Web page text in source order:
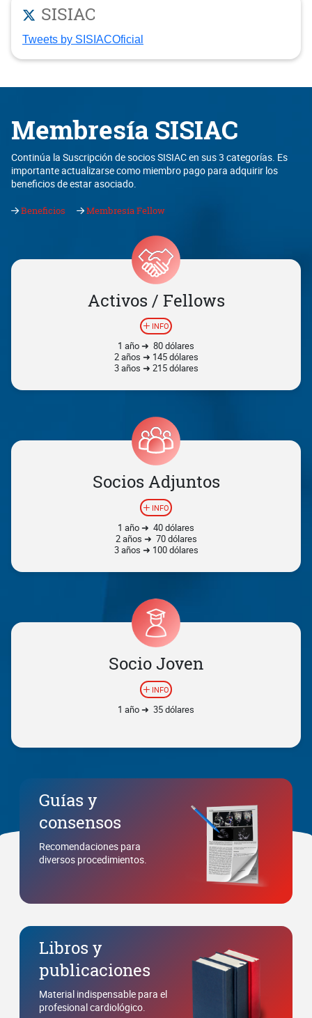
SISIAC
Tweets by SISIACOficial
Membresía SISIAC
Continúa la Suscripción de socios SISIAC en sus 3 categorías. Es
importante actualizarse como miembro pago para adquirir los
beneficios de estar asociado.
Beneficios Membresía Fellow
Activos / Fellows
INFO
1 año ➜ 80 dólares
2 años ➜ 145 dólares
3 años ➜ 215 dólares
Socios Adjuntos
INFO
1 año ➜ 40 dólares
2 años ➜ 70 dólares
3 años ➜ 100 dólares
Socio Joven
INFO
1 año ➜ 35 dólares
Guías y
consensos
Recomendaciones para
diversos procedimientos.
Libros y
publicaciones
Material indispensable para el
profesional cardiológico.